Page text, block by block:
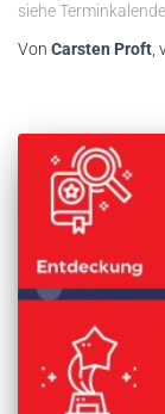
siehe
Von Carsten Proft,